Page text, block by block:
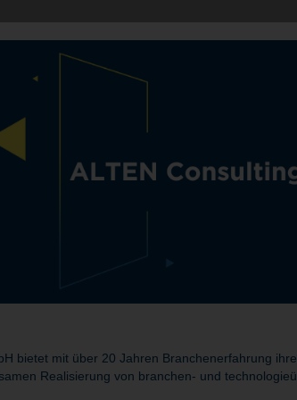
bietet mit über 20 Jahren Branchenerfahrung
Realisierung von branchen- und